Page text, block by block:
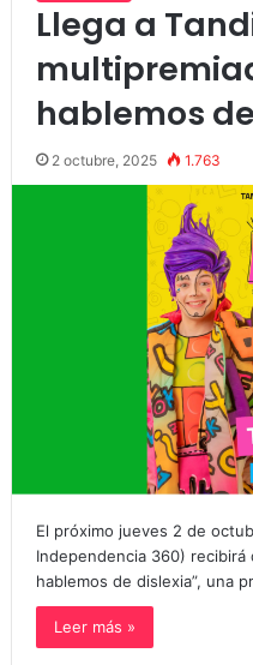
Llega a
hablemos
2 octubre, 2025 1.763
El próximo jueves 2 de
Independencia 360) recibirá
hablemos de dislexia”, una pr
Leer más »